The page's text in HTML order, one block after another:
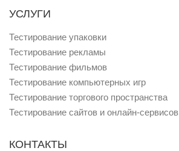
УСЛУГИ
Тестирование упаковки
Тестирование рекламы
Тестирование фильмов
Тестирование компьютерных игр
Тестирование торгового пространства
Тестирование сайтов и онлайн-сервисов
КОНТАКТЫ